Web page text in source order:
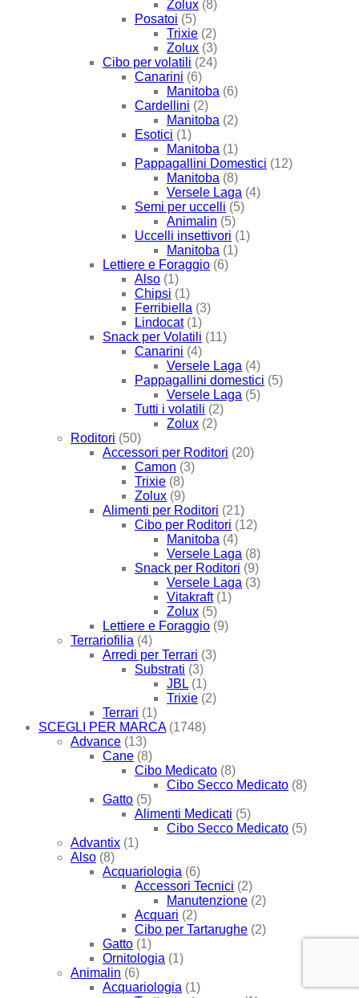
Zolux (8)
Posatoi (5)
Trixie (2)
Zolux (3)
Cibo per volatili (24)
Canarini (6)
Manitoba (6)
Cardellini (2)
Manitoba (2)
Esotici (1)
Manitoba (1)
Pappagallini Domestici (12)
Manitoba (8)
Versele Laga (4)
Semi per uccelli (5)
Animalin (5)
Uccelli insettivori (1)
Manitoba (1)
Lettiere e Foraggio (6)
Also (1)
Chipsi (1)
Ferribiella (3)
Lindocat (1)
Snack per Volatili (11)
Canarini (4)
Versele Laga (4)
Pappagallini domestici (5)
Versele Laga (5)
Tutti i volatili (2)
Zolux (2)
Roditori (50)
Accessori per Roditori (20)
Camon (3)
Trixie (8)
Zolux (9)
Alimenti per Roditori (21)
Cibo per Roditori (12)
Manitoba (4)
Versele Laga (8)
Snack per Roditori (9)
Versele Laga (3)
Vitakraft (1)
Zolux (5)
Lettiere e Foraggio (9)
Terrariofilia (4)
Arredi per Terrari (3)
Substrati (3)
JBL (1)
Trixie (2)
Terrari (1)
SCEGLI PER MARCA (1748)
Advance (13)
Cane (8)
Cibo Medicato (8)
Cibo Secco Medicato (8)
Gatto (5)
Alimenti Medicati (5)
Cibo Secco Medicato (5)
Advantix (1)
Also (8)
Acquariologia (6)
Accessori Tecnici (2)
Manutenzione (2)
Acquari (2)
Cibo per Tartarughe (2)
Gatto (1)
Ornitologia (1)
Animalin (6)
Acquariologia (1)